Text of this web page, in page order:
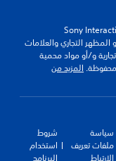
المظهر التجاري والعلامات
و/أو مواد محمية
محفوظة. المزيد من
سياسة
ملفات تعريف
الارتباط
شروط
استخدام
البرنامج